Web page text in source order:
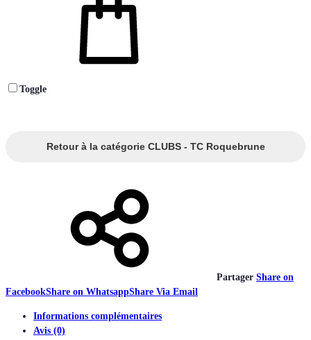
Toggle
Retour à la catégorie CLUBS - TC Roquebrune
Partager Share on
FacebookShare on WhatsappShare Via Email
Informations complémentaires
Avis (0)